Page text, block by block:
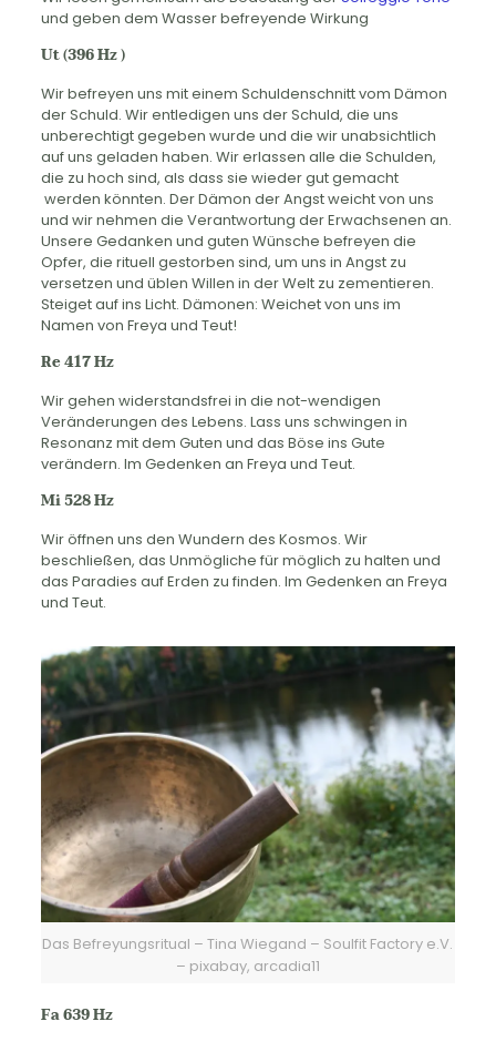
und geben dem Wasser befreyende Wirkung
Ut (396 Hz )
Wir befreyen uns mit einem Schuldenschnitt vom Dämon
der Schuld. Wir entledigen uns der Schuld, die uns
unberechtigt gegeben wurde und die wir unabsichtlich
auf uns geladen haben. Wir erlassen alle die Schulden,
die zu hoch sind, als dass sie wieder gut gemacht
werden könnten. Der Dämon der Angst weicht von uns
und wir nehmen die Verantwortung der Erwachsenen an.
Unsere Gedanken und guten Wünsche befreyen die
Opfer, die rituell gestorben sind, um uns in Angst zu
versetzen und üblen Willen in der Welt zu zementieren.
Steiget auf ins Licht. Dämonen: Weichet von uns im
Namen von Freya und Teut!
Re 417 Hz
Wir gehen widerstandsfrei in die not-wendigen
Veränderungen des Lebens. Lass uns schwingen in
Resonanz mit dem Guten und das Böse ins Gute
verändern. Im Gedenken an Freya und Teut.
Mi 528 Hz
Wir öffnen uns den Wundern des Kosmos. Wir
beschließen, das Unmögliche für möglich zu halten und
das Paradies auf Erden zu finden. Im Gedenken an Freya
und Teut.
Das Befreyungsritual – Tina Wiegand – Soulfit Factory e.V.
– pixabay, arcadia11
Fa 639 Hz